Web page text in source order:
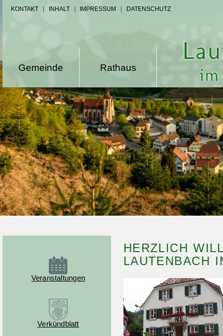
KONTAKT INHALT IMPRESSUM DATENSCHUTZ
Gemeinde Rathaus
Veranstaltungen
Verkündblatt
HERZLICH
LAUTENBACH